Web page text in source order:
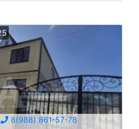
8(988) 861-57-78